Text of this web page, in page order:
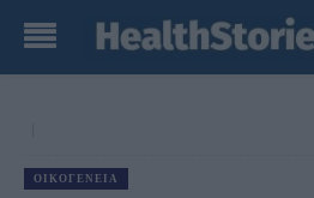
ΟΙΚΟΓΈΝΕΙΑ